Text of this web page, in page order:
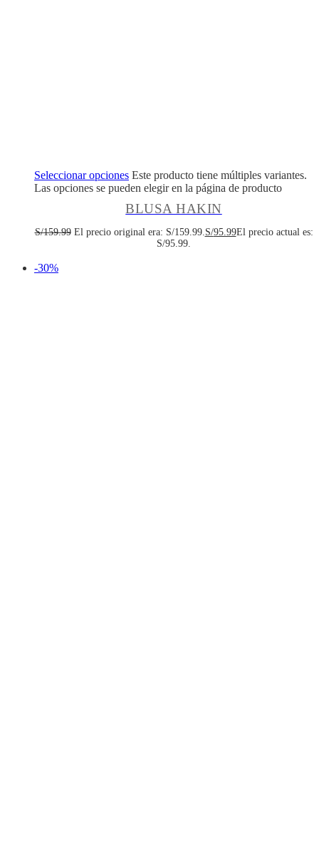
Seleccionar opciones Este producto tiene múltiples variantes.
Las opciones se pueden elegir en la página de producto
BLUSA HAKIN
S/159.99 El precio original era: S/159.99. S/95.99El precio actual es:
S/95.99.
-30%